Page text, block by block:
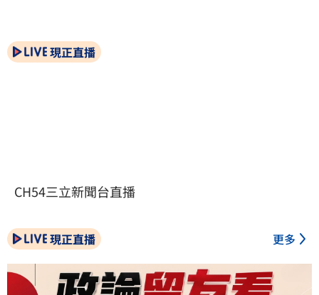
現正直播
CH54三立新聞台直播
現正直播 更多